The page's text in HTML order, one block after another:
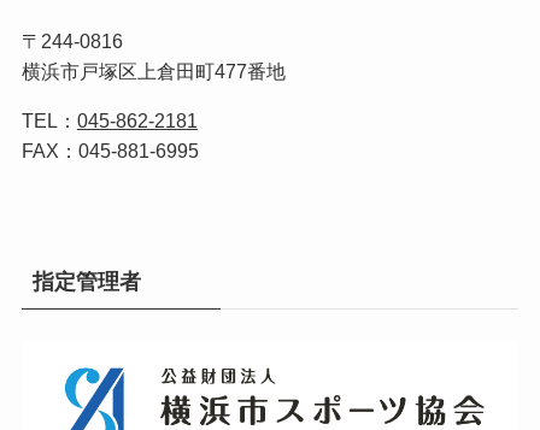
〒244-0816
横浜市戸塚区上倉田町477番地
TEL： 045-862-2181
FAX：045-881-6995
指定管理者